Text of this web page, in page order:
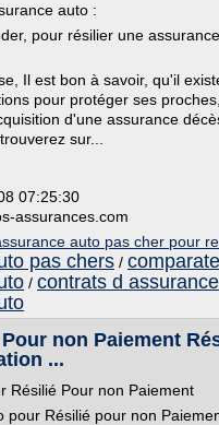
auto :
pour résilier une
Il est bon à savoir, qu'il
pour protéger ses
d'une assurance
sur...
07:25:30
assurances.com
auto pas cher pour
pas chers /
/ contrats d
non Paiement
...
Résilié Pour non Paiement
pour Résilié pour non